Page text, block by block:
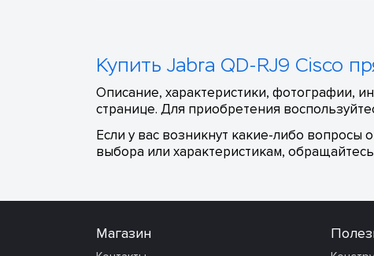
Купить Jabra QD-RJ9 Cisco
Описание, характеристики, фотографии,
странице. Для приобретения
Если у вас возникнут какие-либо вопросы
выбора или характеристикам,
Магазин